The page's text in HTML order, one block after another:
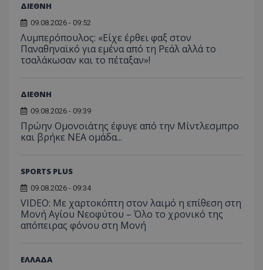
ΔΙΕΘΝΗ
09.08.2026 - 09:52
Λυμπερόπουλος: «Είχε έρθει φαξ στον
Παναθηναϊκό για εμένα από τη Ρεάλ αλλά το
τσαλάκωσαν και το πέταξαν»!
ΔΙΕΘΝΗ
09.08.2026 - 09:39
Πρώην Ομονοιάτης έφυγε από την Μίντλεσμπρο
και βρήκε ΝΕΑ ομάδα...
SPORTS PLUS
09.08.2026 - 09:34
VIDEO: Με χαρτοκόπτη στον λαιμό η επίθεση στη
Μονή Αγίου Νεοφύτου – Όλο το χρονικό της
απόπειρας φόνου στη Μονή
ΕΛΛΑΔΑ